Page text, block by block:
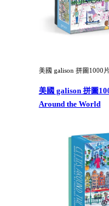
美國 galison 拼圖1000
美國 galison 拼圖
Around the World